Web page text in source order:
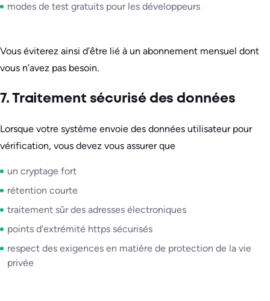
modes de test gratuits pour les développeurs
Vous éviterez ainsi d’être lié à un abonnement mensuel dont
vous n’avez pas besoin.
7. Traitement sécurisé des données
Lorsque votre système envoie des données utilisateur pour
vérification, vous devez vous assurer que
un cryptage fort
rétention courte
traitement sûr des adresses électroniques
points d’extrémité https sécurisés
respect des exigences en matière de protection de la vie
privée